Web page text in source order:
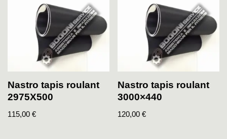
Nastro tapis roulant
2975X500
115,00 €
Nastro tapis roulant
3000×440
120,00€